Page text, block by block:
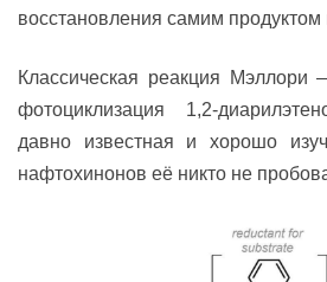
восстановления самим продуктом
Классическая реакция Мэллори
фотоциклизация 1,2-
давно известная и хорошо
нафтохинонов её никто не